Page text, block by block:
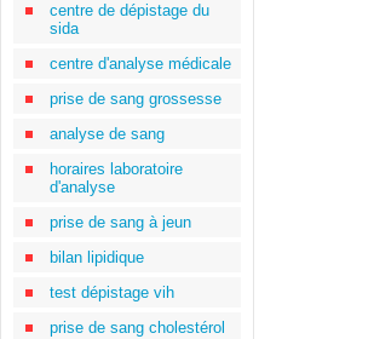
centre de dépistage du
sida
centre d'analyse médicale
prise de sang grossesse
analyse de sang
horaires laboratoire
d'analyse
prise de sang à jeun
bilan lipidique
test dépistage vih
prise de sang cholestérol